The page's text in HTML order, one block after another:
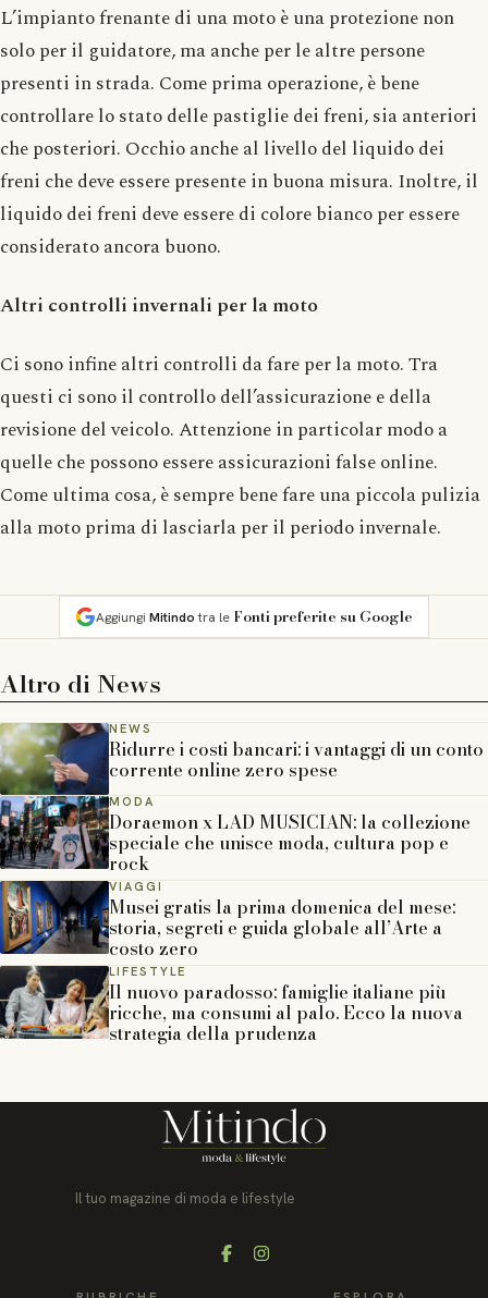
L’impianto frenante di una moto è una protezione non
solo per il guidatore, ma anche per le altre persone
presenti in strada. Come prima operazione, è bene
controllare lo stato delle pastiglie dei freni, sia anteriori
che posteriori. Occhio anche al livello del liquido dei
freni che deve essere presente in buona misura. Inoltre, il
liquido dei freni deve essere di colore bianco per essere
considerato ancora buono.
Altri controlli invernali per la moto
Ci sono infine altri controlli da fare per la moto. Tra
questi ci sono il controllo dell’assicurazione e della
revisione del veicolo. Attenzione in particolar modo a
quelle che possono essere assicurazioni false online.
Come ultima cosa, è sempre bene fare una piccola pulizia
alla moto prima di lasciarla per il periodo invernale.
Aggiungi Mitindotra le Fonti preferite su Google
Altro di News
NEWS
Ridurre i costi bancari: i vantaggi di un conto
corrente online zero spese
MODA
Doraemon x LAD MUSICIAN: la collezione
speciale che unisce moda, cultura pop e
rock
VIAGGI
Musei gratis la prima domenica del mese:
storia, segreti e guida globale all’Arte a
costo zero
LIFESTYLE
Il nuovo paradosso: famiglie italiane più
ricche, ma consumi al palo. Ecco la nuova
strategia della prudenza
Il tuo magazine di moda e lifestyle
FacebookInstagram